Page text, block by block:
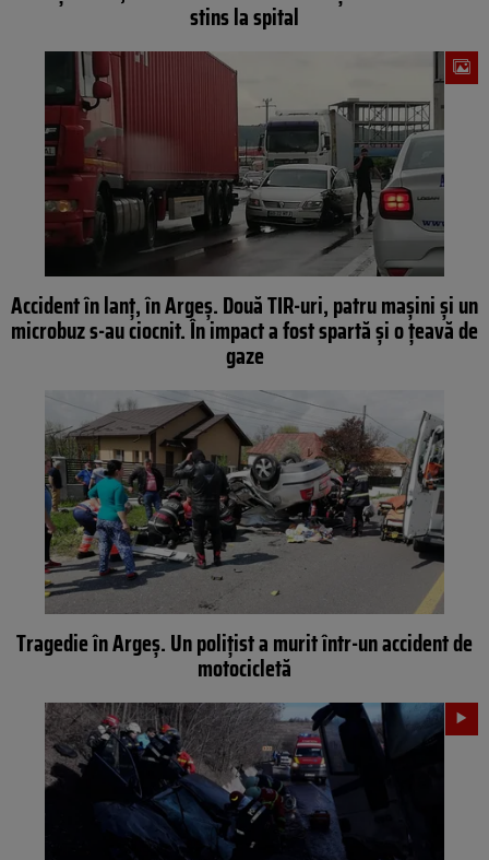
stins la spital
Accident în lanț, în Argeș. Două TIR-uri, patru mașini și un
microbuz s-au ciocnit. În impact a fost spartă și o țeavă de
gaze
Tragedie în Argeș. Un polițist a murit într-un accident de
motocicletă